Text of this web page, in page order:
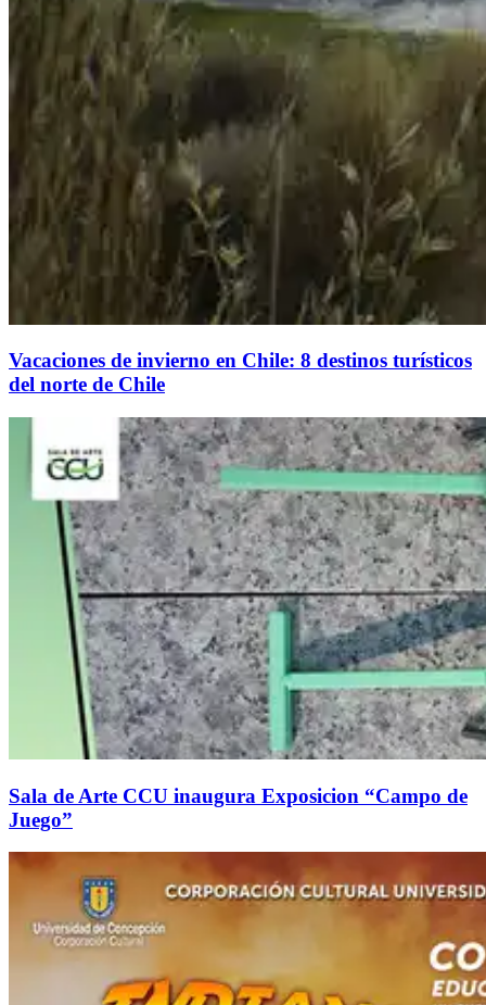
Vacaciones de invierno en Chile: 8 destinos turísticos
del norte de Chile
Sala de Arte CCU inaugura Exposicion “Campo de
Juego”